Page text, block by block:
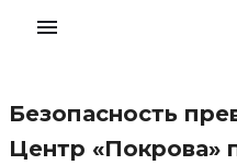
Славянский
Безопасность
Центр «Покрова»